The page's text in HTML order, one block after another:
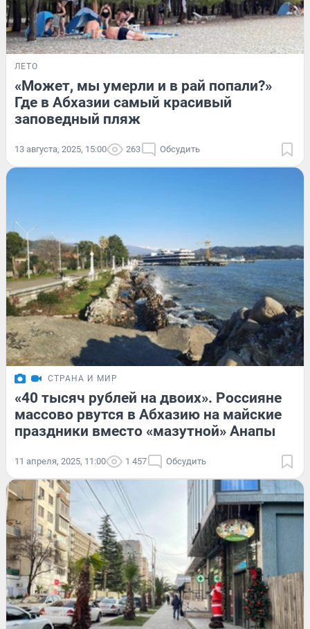
ЛЕТО
«Может, мы умерли и в рай попали?»
Где в Абхазии самый красивый
заповедный пляж
13 августа, 2025, 15:00 263 Обсудить
СТРАНА И МИР
«40 тысяч рублей на двоих». Россияне
массово рвутся в Абхазию на майские
праздники вместо «мазутной» Анапы
11 апреля, 2025, 11:00 1 457 Обсудить